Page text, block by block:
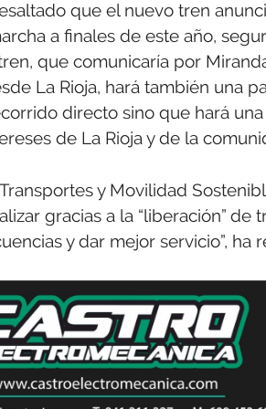
que el nuevo tren
a finales de este año,
que comunicaría por
La Rioja, hará también una
directo sino que hará
de La Rioja y de la
y Movilidad
gracias a la “liberación” de
y dar mejor servicio”, ha